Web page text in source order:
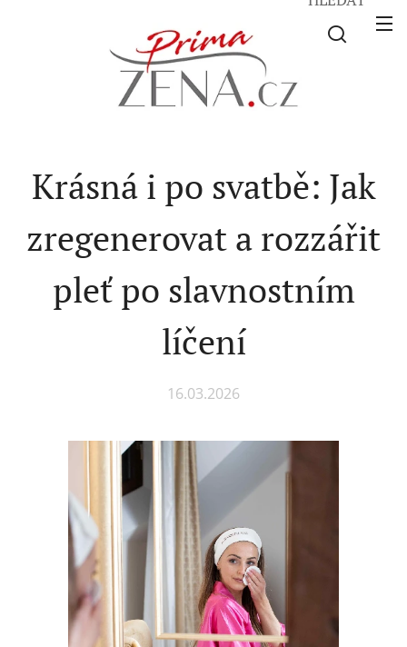
Krásná i po svatbě: Jak
zregenerovat a rozzářit
pleť po slavnostním
líčení
16.03.2026